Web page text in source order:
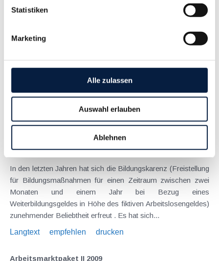
Statistiken
Marketing
Alle zulassen
Auswahl erlauben
Ablehnen
April 2025
Regierungsprogramm mitunter einige steuerliche Änderungen
vor ( siehe dazu auch den anderen Beitrag in dieser Ausgabe
März 2025 mit dem Budgetsanierungsmaßnahmengesetz
Langtext
empfehlen drucken
Neue Alternative zur Bildungskarenz - die
Mai 2013
In den letzten Jahren hat sich die Bildungskarenz (Freistellung
für Bildungsmaßnahmen für einen Zeitraum zwischen zwei
Monaten und einem Jahr bei Bezug eines
Weiterbildungsgeldes in Höhe des fiktiven Arbeitslosengeldes)
zunehmender Beliebtheit erfreut . Es hat sich...
Langtext
empfehlen drucken
Arbeitsmarktpaket II 2009